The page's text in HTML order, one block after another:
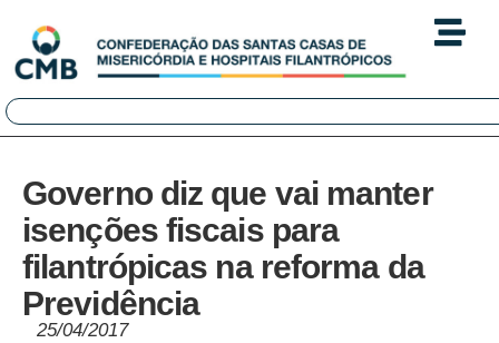
Governo diz que vai manter
isenções fiscais para
filantrópicas na reforma da
Previdência
25/04/2017